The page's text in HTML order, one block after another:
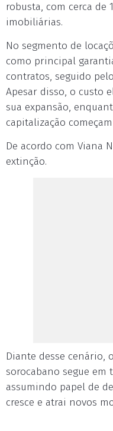
robusta, com cerca de
imobiliárias.
No segmento de
como principal
contratos, seguido
Apesar disso, o custo
sua expansão,
capitalização
De acordo com Viana
extinção.
Diante desse cenário,
sorocabano segue em
assumindo papel de
cresce e atrai novos